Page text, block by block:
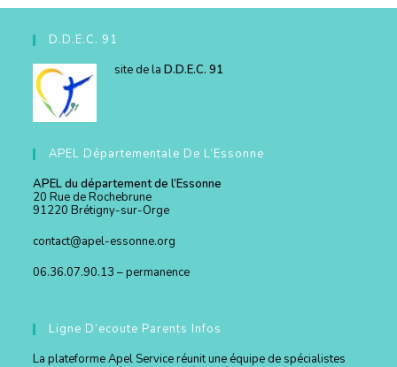
D.D.E.C. 91
site de la D.D.E.C. 91
APEL Départementale De L’Essonne
APEL du département de l’Essonne
20 Rue de Rochebrune
91220 Brétigny-sur-Orge
contact@apel-essonne.org
06.36.07.90.13 – permanence
Ligne D’ecoute Parents Infos
La plateforme Apel Service réunit une équipe de spécialistes